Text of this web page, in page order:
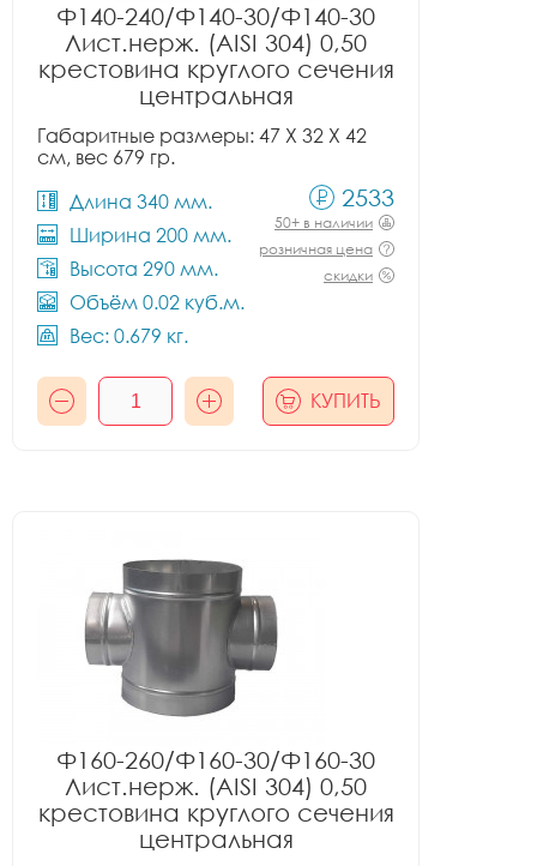
Ф140-240/Ф140-30/Ф140-30
Лист.нерж. (AISI 304) 0,50
крестовина круглого сечения
центральная
Габаритные размеры: 47 X 32 X 42
см, вес 679 гр.
Длина 340 мм.
Ширина 200 мм.
Высота 290 мм.
Объём 0.02 куб.м.
Вес: 0.679 кг.
2533
50+ в наличии
розничная цена
скидки
КУПИТЬ
Ф160-260/Ф160-30/Ф160-30
Лист.нерж. (AISI 304) 0,50
крестовина круглого сечения
центральная